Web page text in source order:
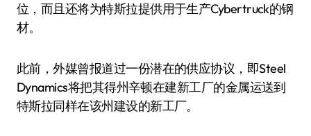
位，而且还将为特斯拉提供用于生产Cybertruck的钢
材。
此前，外媒曾报道过一份潜在的供应协议，即Steel
Dynamics将把其得州辛顿在建新工厂的金属运送到
特斯拉同样在该州建设的新工厂。